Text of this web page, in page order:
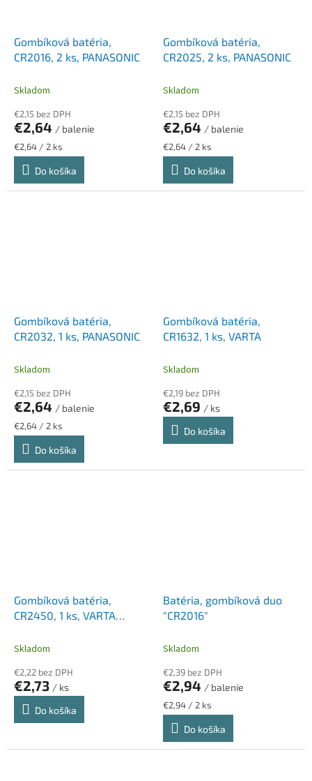
Gombíková batéria,
CR2016, 2 ks, PANASONIC
Skladom
€2,15 bez DPH
€2,64 / balenie
Jednotková
cena:
€2,64 / 2 ks
Do košíka
Gombíková batéria,
CR2025, 2 ks, PANASONIC
Skladom
€2,15 bez DPH
€2,64 / balenie
Jednotková
cena:
€2,64 / 2 ks
Do košíka
Gombíková batéria,
CR2032, 1 ks, PANASONIC
Skladom
€2,15 bez DPH
€2,64 / balenie
Jednotková
cena:
€2,64 / 2 ks
Do košíka
Gombíková batéria,
CR1632, 1 ks, VARTA
Skladom
€2,19 bez DPH
€2,69 / ks
Do košíka
Gombíková batéria,
CR2450, 1 ks, VARTA
Skladom
€2,22 bez DPH
€2,73 / ks
Do košíka
Batéria, gombíková duo
"CR2016"
Skladom
€2,39 bez DPH
€2,94 / balenie
Jednotková
cena:
€2,94 / 2 ks
Do košíka